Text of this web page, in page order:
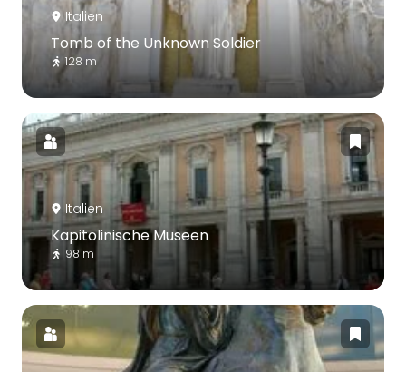
Italien
Tomb of the Unknown Soldier
128 m
Italien
Kapitolinische Museen
98 m